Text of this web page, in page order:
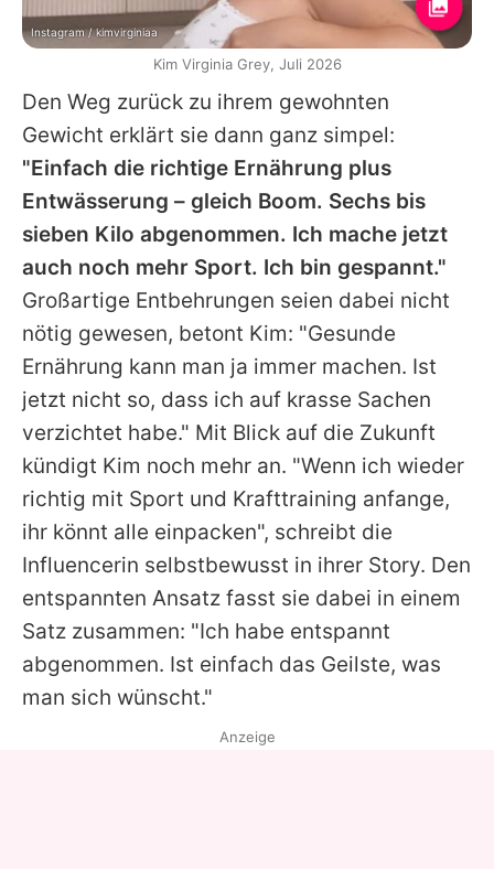
Den Weg zurück zu ihrem gewohnten
Gewicht erklärt sie dann ganz simpel:
"Einfach die richtige Ernährung plus
Entwässerung – gleich Boom. Sechs bis
sieben Kilo abgenommen. Ich mache jetzt
auch noch mehr Sport. Ich bin gespannt."
Großartige Entbehrungen seien dabei nicht
nötig gewesen, betont Kim: "Gesunde
Ernährung kann man ja immer machen. Ist
jetzt nicht so, dass ich auf krasse Sachen
verzichtet habe." Mit Blick auf die Zukunft
kündigt Kim noch mehr an. "Wenn ich wieder
richtig mit Sport und Krafttraining anfange,
ihr könnt alle einpacken", schreibt die
Influencerin selbstbewusst in ihrer Story. Den
entspannten Ansatz fasst sie dabei in einem
Satz zusammen: "Ich habe entspannt
abgenommen. Ist einfach das Geilste, was
man sich wünscht."
Instagram / kimvirginiaa
Kim Virginia Grey, Juli 2026
Anzeige